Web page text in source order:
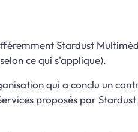
Stardust
ce qui s'applique).
qui a conclu un
proposés par